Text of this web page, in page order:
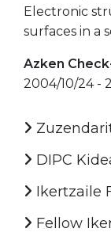
Electronic
surfaces in a
Azken
2004/10/24 -
DIPC
Ikertzaile
Fellow